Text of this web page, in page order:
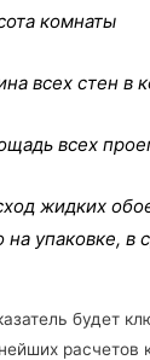
комнаты
всех стен в
всех
жидких
на упаковке, в
будет
расчетов